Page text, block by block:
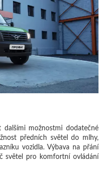
možnostmi dodatečné
předních světel do mlhy,
vozidla. Výbava na přání
světel pro komfortní ovládání